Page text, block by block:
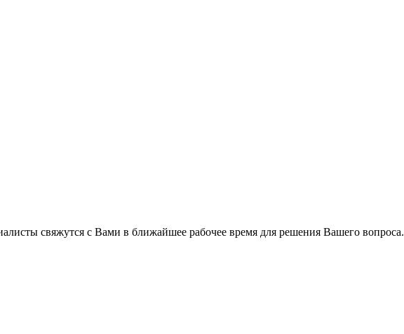
свяжутся с Вами в ближайшее рабочее время для решения Вашего вопроса.